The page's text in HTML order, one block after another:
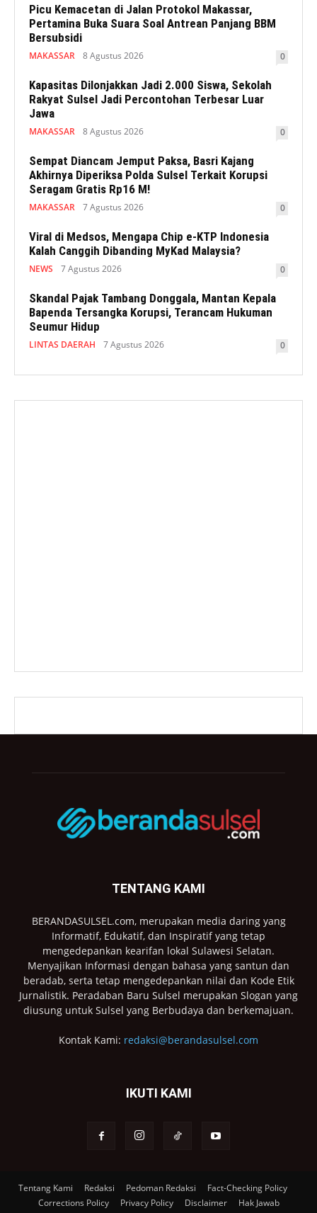
Picu Kemacetan di Jalan Protokol Makassar,
Pertamina Buka Suara Soal Antrean Panjang BBM
Bersubsidi
MAKASSAR 8 Agustus 2026 0
Kapasitas Dilonjakkan Jadi 2.000 Siswa, Sekolah
Rakyat Sulsel Jadi Percontohan Terbesar Luar
Jawa
MAKASSAR 8 Agustus 2026 0
Sempat Diancam Jemput Paksa, Basri Kajang
Akhirnya Diperiksa Polda Sulsel Terkait Korupsi
Seragam Gratis Rp16 M!
MAKASSAR 7 Agustus 2026 0
Viral di Medsos, Mengapa Chip e-KTP Indonesia
Kalah Canggih Dibanding MyKad Malaysia?
NEWS 7 Agustus 2026 0
Skandal Pajak Tambang Donggala, Mantan Kepala
Bapenda Tersangka Korupsi, Terancam Hukuman
Seumur Hidup
LINTAS DAERAH 7 Agustus 2026 0
TENTANG KAMI
BERANDASULSEL.com, merupakan media daring yang
Informatif, Edukatif, dan Inspiratif yang tetap
mengedepankan kearifan lokal Sulawesi Selatan.
Menyajikan Informasi dengan bahasa yang santun dan
beradab, serta tetap mengedepankan nilai dan Kode Etik
Jurnalistik. Peradaban Baru Sulsel merupakan Slogan yang
diusung untuk Sulsel yang Berbudaya dan berkemajuan.
Kontak Kami: redaksi@berandasulsel.com
IKUTI KAMI
Tentang Kami Redaksi Pedoman Redaksi
Fact-Checking Policy
Corrections Policy
Privacy Policy Disclaimer Hak Jawab